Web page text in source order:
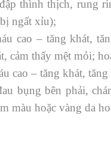
thình thịch, rung
ngất xỉu);
cao – tăng khát,
cảm thấy mệt mỏi;
cao – tăng khát,
bụng bên phải,
màu hoặc vàng da